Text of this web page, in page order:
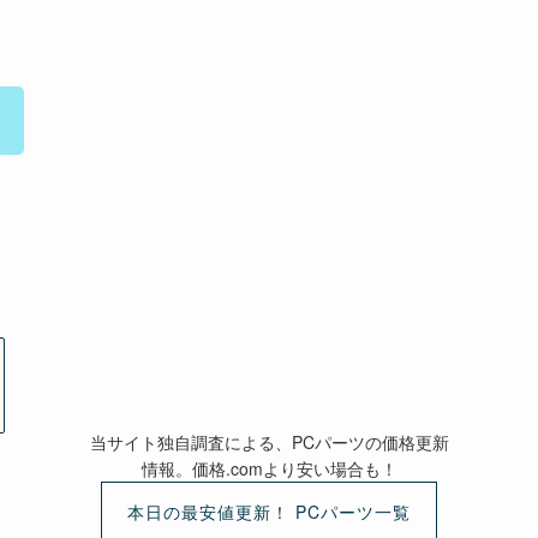
当サイト独自調査による、PCパーツの価格更新
情報。価格.comより安い場合も！
本日の最安値更新！ PCパーツ一覧